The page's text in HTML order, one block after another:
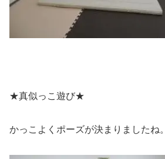
★真似っこ遊び★
かっこよくポーズが決まりましたね。